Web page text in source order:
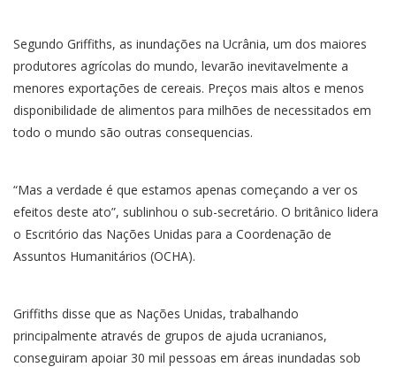
Segundo Griffiths, as inundações na Ucrânia, um dos maiores
produtores agrícolas do mundo, levarão inevitavelmente a
menores exportações de cereais. Preços mais altos e menos
disponibilidade de alimentos para milhões de necessitados em
todo o mundo são outras consequencias.
“Mas a verdade é que estamos apenas começando a ver os
efeitos deste ato”, sublinhou o sub-secretário. O britânico lidera
o Escritório das Nações Unidas para a Coordenação de
Assuntos Humanitários (OCHA).
Griffiths disse que as Nações Unidas, trabalhando
principalmente através de grupos de ajuda ucranianos,
conseguiram apoiar 30 mil pessoas em áreas inundadas sob